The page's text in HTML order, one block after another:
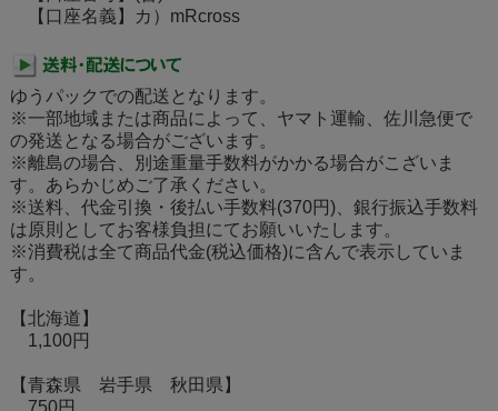
【口座名義】カ）mRcross
ゆうパックでの配送となります。
※一部地域または商品によって、ヤマト運輸、佐川急便で
の発送となる場合がございます。
※離島の場合、別途重量手数料がかかる場合がこざいま
す。あらかじめご了承ください。
※送料、代金引換・後払い手数料(370円)、銀行振込手数料
は原則としてお客様負担にてお願いいたします。
※消費税は全て商品代金(税込価格)に含んで表示していま
す。
【北海道】
1,100円
【青森県 岩手県 秋田県】
750円